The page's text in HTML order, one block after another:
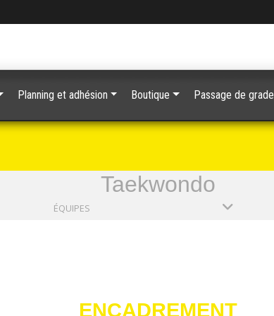
Taekwondo
ÉQUIPES
ENCADREMENT
Planning et adhésion Boutique Passage de grade